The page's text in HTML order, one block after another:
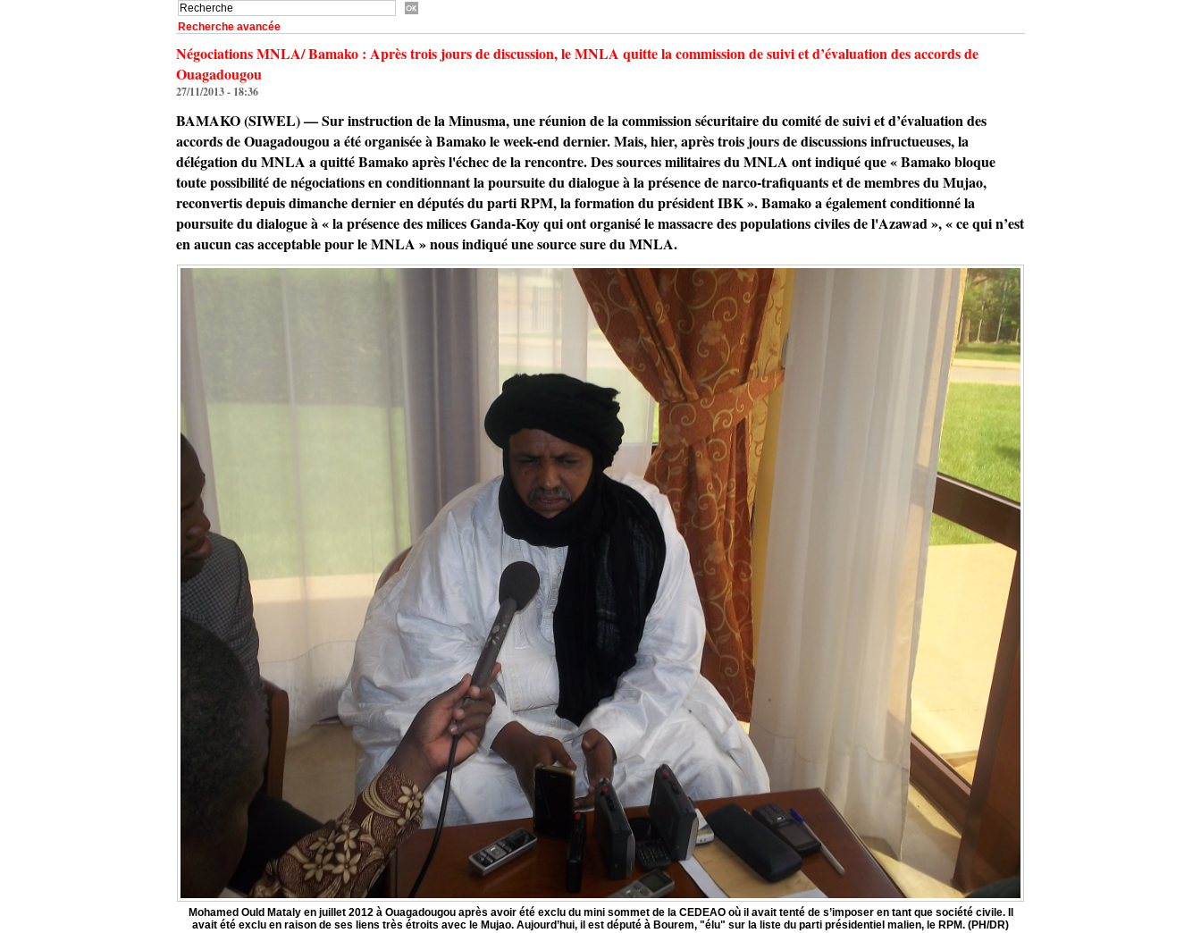
Recherche avancée
Négociations MNLA/ Bamako : Après trois jours de discussion, le MNLA quitte la commission de suivi et d’évaluation des accords de
Ouagadougou
27/11/2013 - 18:36
BAMAKO (SIWEL) — Sur instruction de la Minusma, une réunion de la commission sécuritaire du comité de suivi et d’évaluation des
accords de Ouagadougou a été organisée à Bamako le week-end dernier. Mais, hier, après trois jours de discussions infructueuses, la
délégation du MNLA a quitté Bamako après l'échec de la rencontre. Des sources militaires du MNLA ont indiqué que « Bamako bloque
toute possibilité de négociations en conditionnant la poursuite du dialogue à la présence de narco-trafiquants et de membres du Mujao,
reconvertis depuis dimanche dernier en députés du parti RPM, la formation du président IBK ». Bamako a également conditionné la
poursuite du dialogue à « la présence des milices Ganda-Koy qui ont organisé le massacre des populations civiles de l'Azawad », « ce qui n’est
en aucun cas acceptable pour le MNLA » nous indiqué une source sure du MNLA.
Mohamed Ould Mataly en juillet 2012 à Ouagadougou après avoir été exclu du mini sommet de la CEDEAO où il avait tenté de s’imposer en tant que société civile. Il
avait été exclu en raison de ses liens très étroits avec le Mujao. Aujourd’hui, il est député à Bourem, "élu" sur la liste du parti présidentiel malien, le RPM. (PH/DR)